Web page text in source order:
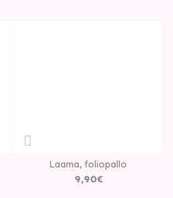
Laama, foliopallo
9,90€